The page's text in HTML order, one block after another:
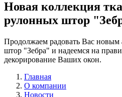
Новая коллекция
рулонных штор
Продолжаем радовать Вас новым
штор "Зебра" и надеемся на
декорирование Ваших окон.
Главная
О компании
Новости